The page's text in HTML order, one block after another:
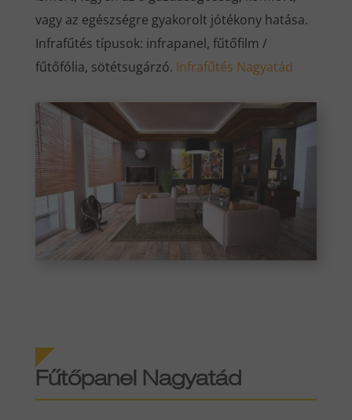
vagy az egészségre gyakorolt jótékony hatása.
Infrafűtés típusok: infrapanel, fűtőfilm /
fűtőfólia, sötétsugárzó. Infrafűtés Nagyatád
Fűtőpanel Nagyatád